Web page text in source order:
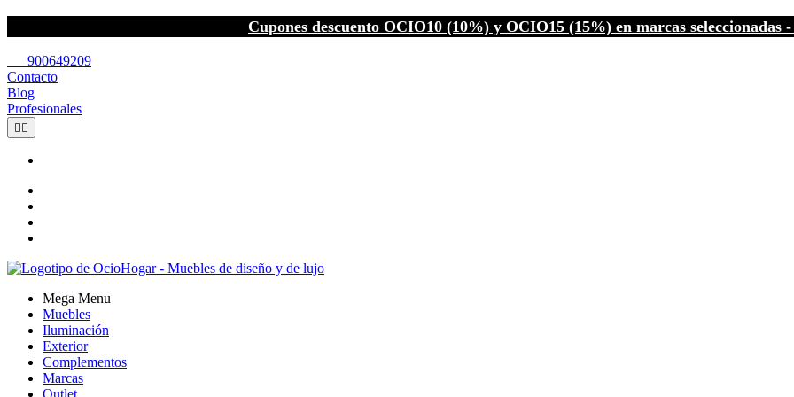
Cupones descuento OCIO10 (10%) y OCIO15 (15%) en marcas seleccionadas
900649209
Contacto
Blog
Profesionales
 
Mega Menu
Muebles
Iluminación
Exterior
Complementos
Marcas
Outlet